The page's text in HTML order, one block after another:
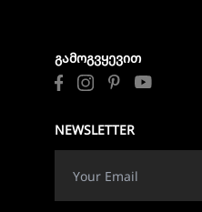
ᲒᲐᲛᲝᲒᲕᲧᲔᲕᲘᲗ
NEWSLETTER